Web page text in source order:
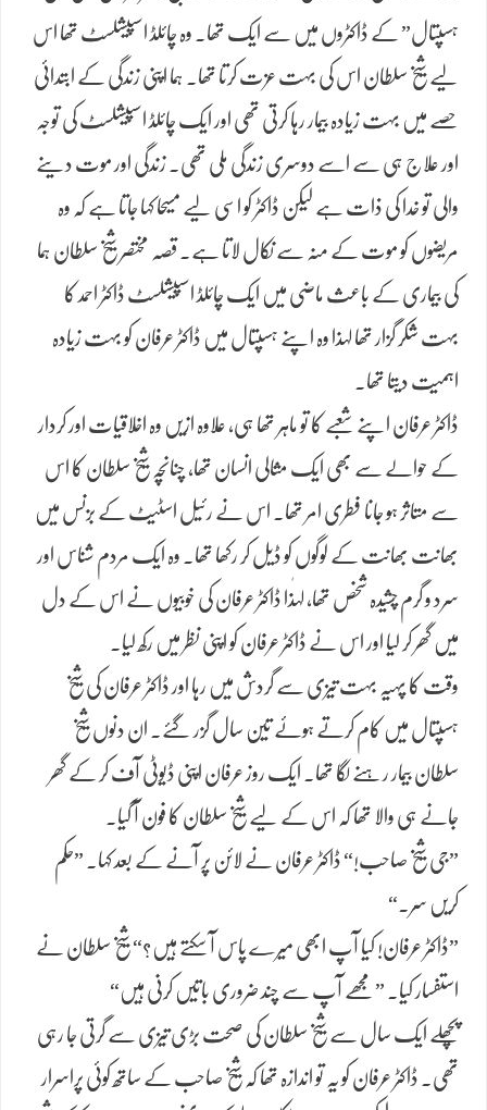
ہسپتال” کے ڈاکٹروں میں سے ایک تھا۔ وہ چائلڈ اسپیشلسٹ تھا اس
لیے شیخ سلطان اس کی بہت عزت کرتا تھا۔ ہما اپنی زندگی کے ابتدائی
حصے میں بہت زیادہ بیمار رہا کرتی تھی اور ایک چائلڈ اسپیشلسٹ کی توجہ
اور علاج ہی سے اسے دوسری زندگی ملی تھی۔ زندگی اور موت دینے
والی تو خدا کی ذات ہے لیکن ڈاکٹر کو اسی لیے مسیحا کہا جاتا ہے کہ وہ
مریضوں کو موت کے منہ سے نکال لاتا ہے۔ قصہ مختصر شیخ سلطان ہما
کی بیماری کے باعث ماضی میں ایک چائلڈ اسپیشلسٹ ڈاکٹر احمد کا
بہت شکر گزار تھا لہذا وہ اپنے ہسپتال میں ڈاکٹر عرفان کو بہت زیادہ
اہمیت دیتا تھا۔
​ڈاکٹر عرفان اپنے شعبے کا تو ماہر تھا ہی، علاوہ ازیں وہ اخلاقیات اور کردار
کے حوالے سے بھی ایک مثالی انسان تھا، چنانچہ شیخ سلطان کا اس
سے متاثر ہو جانا فطری امر تھا۔ اس نے رئیل اسٹیٹ کے بزنس میں
بھانت بھانت کے لوگوں کو ڈیل کر رکھا تھا۔ وہ ایک مردم شناس اور
سرد و گرم چشیدہ شخص تھا، لہٰذا ڈاکٹر عرفان کی خوبیوں نے اس کے دل
میں گھر کر لیا اور اس نے ڈاکٹر عرفان کو اپنی نظر میں رکھ لیا۔
​وقت کا پہیہ بہت تیزی سے گردش میں رہا اور ڈاکٹر عرفان کی شیخ
ہسپتال میں کام کرتے ہوئے تین سال گزر گئے۔ ان دنوں شیخ
سلطان بیمار رہنے لگا تھا۔ ایک روز عرفان اپنی ڈیوٹی آف کر کے گھر
جانے ہی والا تھا کہ اس کے لیے شیخ سلطان کا فون آ گیا۔
​”جی شیخ صاحب!“ ڈاکٹر عرفان نے لائن پر آنے کے بعد کہا۔ ”حکم
کریں سر۔“
​”ڈاکٹر عرفان! کیا آپ ابھی میرے پاس آ سکتے ہیں؟“ شیخ سلطان نے
استفسار کیا۔ ”مجھے آپ سے چند ضروری باتیں کرنی ہیں“
​پچھلے ایک سال سے شیخ سلطان کی صحت بڑی تیزی سے گرتی جا رہی
تھی۔ ڈاکٹر عرفان کو یہ تو اندازہ تھا کہ شیخ صاحب کے ساتھ کوئی پراسرار